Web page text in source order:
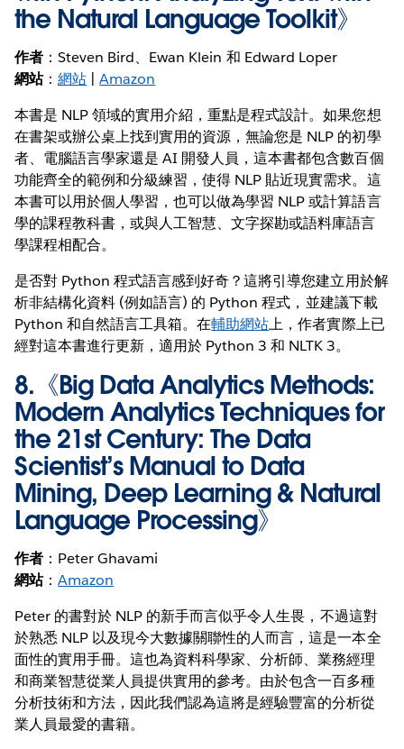
the Natural Language Toolkit》
作者 ：Steven Bird、Ewan Klein 和 Edward Loper
網站：網站 |Amazon
本書是 NLP 領域的實用介紹，重點是程式設計。如果您想
在書架或辦公桌上找到實用的資源，無論您是 NLP 的初學
者、電腦語言學家還是 AI 開發人員，這本書都包含數百個
功能齊全的範例和分級練習，使得 NLP 貼近現實需求。這
本書可以用於個人學習，也可以做為學習 NLP 或計算語言
學的課程教科書，或與人工智慧、文字探勘或語料庫語言
學課程相配合。
是否對 Python 程式語言感到好奇？這將引導您建立用於解
析非結構化資料 (例如語言) 的 Python 程式，並建議下載
Python 和自然語言工具箱。在輔助網站上，作者實際上已
經對這本書進行更新，適用於 Python 3 和 NLTK 3。
8.《Big Data Analytics Methods:
Modern Analytics Techniques for
the 21st Century: The Data
Scientist’s Manual to Data
Mining, Deep Learning & Natural
Language Processing》
作者 ：Peter Ghavami
網站：Amazon
Peter 的書對於 NLP 的新手而言似乎令人生畏，不過這對
於熟悉 NLP 以及現今大數據關聯性的人而言，這是一本全
面性的實用手冊。這也為資料科學家、分析師、業務經理
和商業智慧從業人員提供實用的參考。由於包含一百多種
分析技術和方法，因此我們認為這將是經驗豐富的分析從
業人員最愛的書籍。